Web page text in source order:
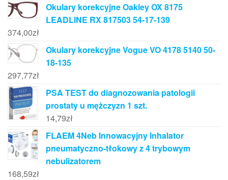
Okulary korekcyjne Oakley OX 8175
LEADLINE RX 817503 54-17-139
374,00zł
Okulary korekcyjne Vogue VO 4178 5140 50-
18-135
297,77zł
PSA TEST do diagnozowania patologii
prostaty u mężczyzn 1 szt.
14,79zł
FLAEM 4Neb Innowacyjny Inhalator
pneumatyczno-tłokowy z 4 trybowym
nebulizatorem
168,59zł